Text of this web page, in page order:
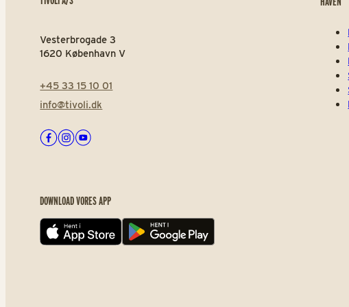
Vesterbrogade 3
1620 København V
+45 33 15 10 01
info@tivoli.dk
Facebook
Instagram
Youtube
DOWNLOAD VORES APP
App store Play store